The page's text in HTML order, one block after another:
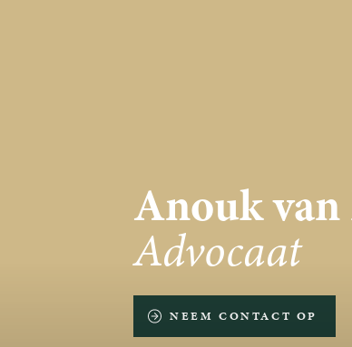
Anouk
Advocaat
NEEM CONTACT OP